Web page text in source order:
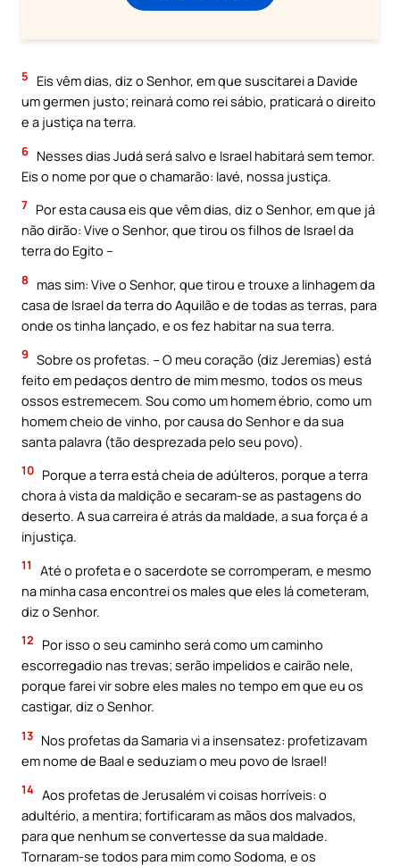
5
Eis vêm dias, diz o Senhor, em que suscitarei a Davide
um germen justo; reinará como rei sábio, praticará o direito
e a justiça na terra.
6 Nesses dias Judá será salvo e Israel habitará sem temor.
Eis o nome por que o chamarão: Iavé, nossa justiça.
7 Por esta causa eis que vêm dias, diz o Senhor, em que já
não dirão: Vive o Senhor, que tirou os filhos de Israel da
terra do Egito –
8
mas sim: Vive o Senhor, que tirou e trouxe a linhagem da
casa de Israel da terra do Aquilão e de todas as terras, para
onde os tinha lançado, e os fez habitar na sua terra.
9 Sobre os profetas. – O meu coração (diz Jeremias) está
feito em pedaços dentro de mim mesmo, todos os meus
ossos estremecem. Sou como um homem ébrio, como um
homem cheio de vinho, por causa do Senhor e da sua
santa palavra (tão desprezada pelo seu povo).
10 Porque a terra está cheia de adúlteros, porque a terra
chora à vista da maldição e secaram-se as pastagens do
deserto. A sua carreira é atrás da maldade, a sua força é a
injustiça.
11
Até o profeta e o sacerdote se corromperam, e mesmo
na minha casa encontrei os males que eles lá cometeram,
diz o Senhor.
12
Por isso o seu caminho será como um caminho
escorregadio nas trevas; serão impelidos e cairão nele,
porque farei vir sobre eles males no tempo em que eu os
castigar, diz o Senhor.
13 Nos profetas da Samaria vi a insensatez: profetizavam
em nome de Baal e seduziam o meu povo de Israel!
14 Aos profetas de Jerusalém vi coisas horríveis: o
adultério, a mentira; fortificaram as mãos dos malvados,
para que nenhum se convertesse da sua maldade.
Tornaram-se todos para mim como Sodoma, e os